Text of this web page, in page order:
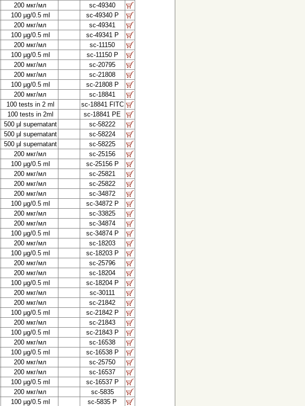
200 мкг/мл
sc-49340
100 µg/0.5 ml
sc-49340 P
200 мкг/мл
sc-49341
100 µg/0.5 ml
sc-49341 P
200 мкг/мл
sc-11150
100 µg/0.5 ml
sc-11150 P
200 мкг/мл
sc-20795
200 мкг/мл
sc-21808
100 µg/0.5 ml
sc-21808 P
200 мкг/мл
sc-18841
100 tests in 2 ml
sc-18841 FITC
100 tests in 2ml
sc-18841 PE
500 µl supernatant
sc-58222
500 µl supernatant
sc-58224
500 µl supernatant
sc-58225
200 мкг/мл
sc-25156
100 µg/0.5 ml
sc-25156 P
200 мкг/мл
sc-25821
200 мкг/мл
sc-25822
200 мкг/мл
sc-34872
100 µg/0.5 ml
sc-34872 P
200 мкг/мл
sc-33825
200 мкг/мл
sc-34874
100 µg/0.5 ml
sc-34874 P
200 мкг/мл
sc-18203
100 µg/0.5 ml
sc-18203 P
200 мкг/мл
sc-25796
200 мкг/мл
sc-18204
100 µg/0.5 ml
sc-18204 P
200 мкг/мл
sc-30111
200 мкг/мл
sc-21842
100 µg/0.5 ml
sc-21842 P
200 мкг/мл
sc-21843
100 µg/0.5 ml
sc-21843 P
200 мкг/мл
sc-16538
100 µg/0.5 ml
sc-16538 P
200 мкг/мл
sc-25750
200 мкг/мл
sc-16537
100 µg/0.5 ml
sc-16537 P
200 мкг/мл
sc-5835
100 µg/0.5 ml
sc-5835 P